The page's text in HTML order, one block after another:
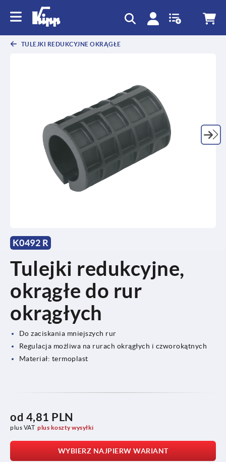
TULEJKI REDUKCYJNE OKRĄGŁE
K0492 R
Tulejki redukcyjne,
okrągłe do rur
okrągłych
Do zaciskania mniejszych rur
Regulacja możliwa na rurach okrągłych i czworokątnych
Materiał: termoplast
od 4,81 PLN
plus VAT plus koszty wysyłki
WYBIERZ NAJPIERW WARIANT